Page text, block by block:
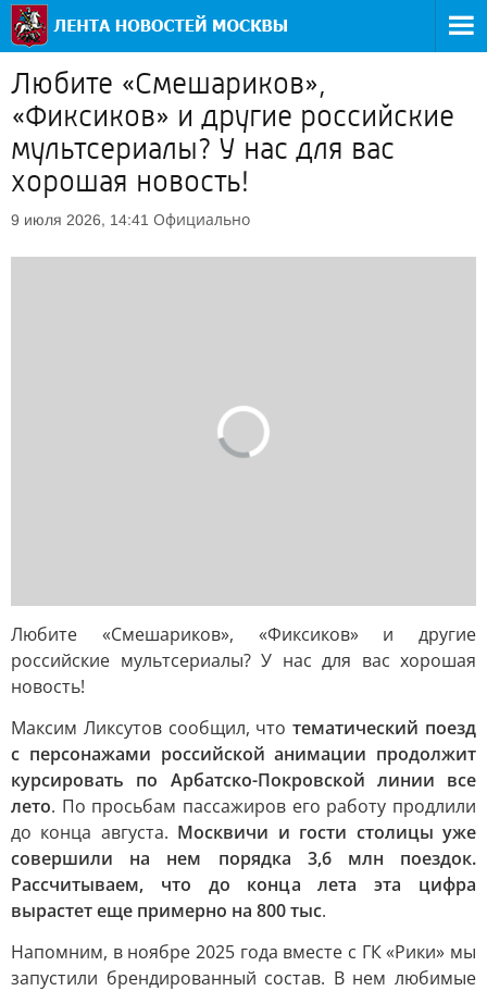
Любите «Смешариков»,
«Фиксиков» и другие российские
мультсериалы? У нас для вас
хорошая новость!
9 июля 2026, 14:41 Официально
Любите «Смешариков», «Фиксиков» и другие
российские мультсериалы? У нас для вас хорошая
новость!
Максим Ликсутов сообщил, чтотематический поезд
с персонажами российской анимации продолжит
курсировать по Арбатско-Покровской линии все
лето. По просьбам пассажиров его работу продлили
до конца августа. Москвичи и гости столицы уже
совершили на нем порядка 3,6 млн поездок.
Рассчитываем, что до конца лета эта цифра
вырастет еще примерно на 800 тыс.
Напомним, в ноябре 2025 года вместе с ГК «Рики» мы
запустили брендированный состав. В нем любимые